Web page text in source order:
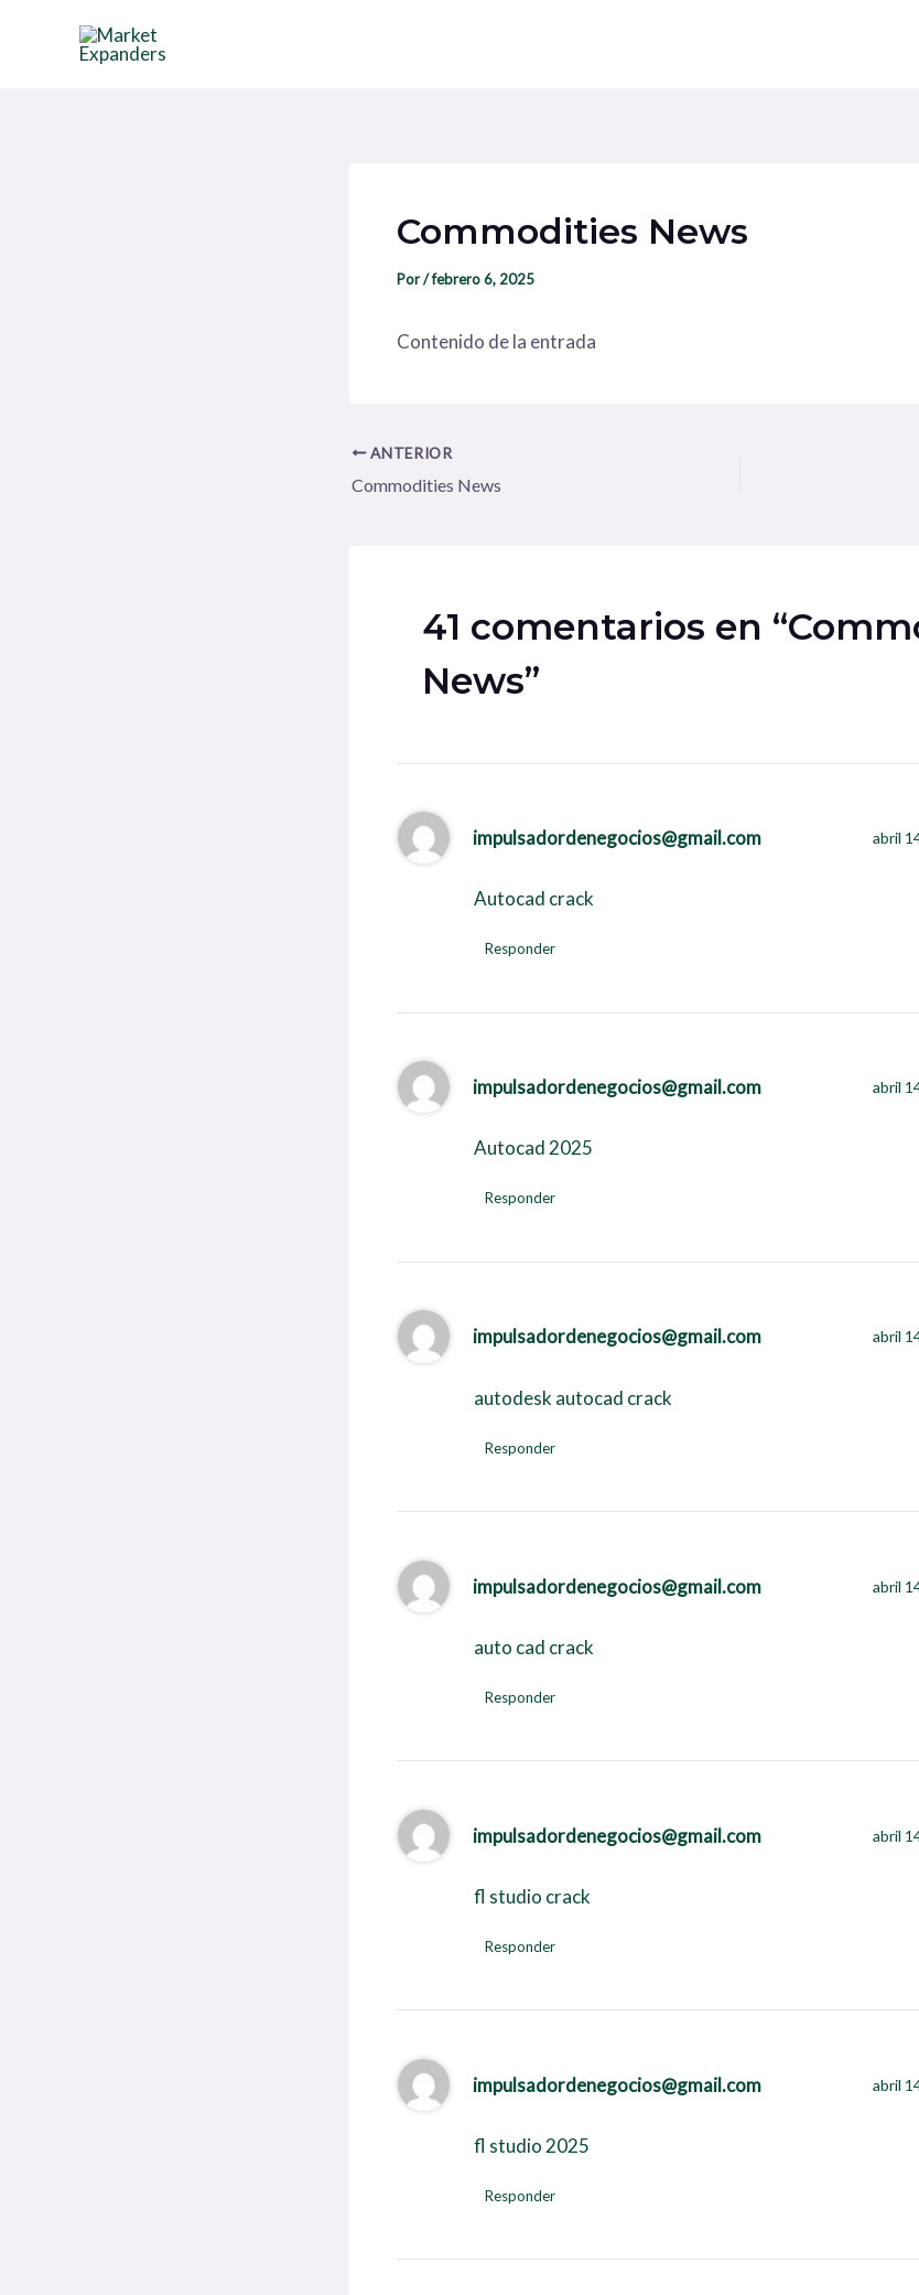
Commodities News
Por/febrero 6, 2025
Contenido de la entrada
ANTERIOR
Commodities News
41 comentarios en
News”
impulsadordenegocios@gmail.com abril
Autocad crack
Responder
impulsadordenegocios@gmail.com abril
Autocad 2025
Responder
impulsadordenegocios@gmail.com abril
autodesk autocad crack
Responder
impulsadordenegocios@gmail.com abril
auto cad crack
Responder
impulsadordenegocios@gmail.com abril
fl studio crack
Responder
impulsadordenegocios@gmail.com abril
fl studio 2025
Responder